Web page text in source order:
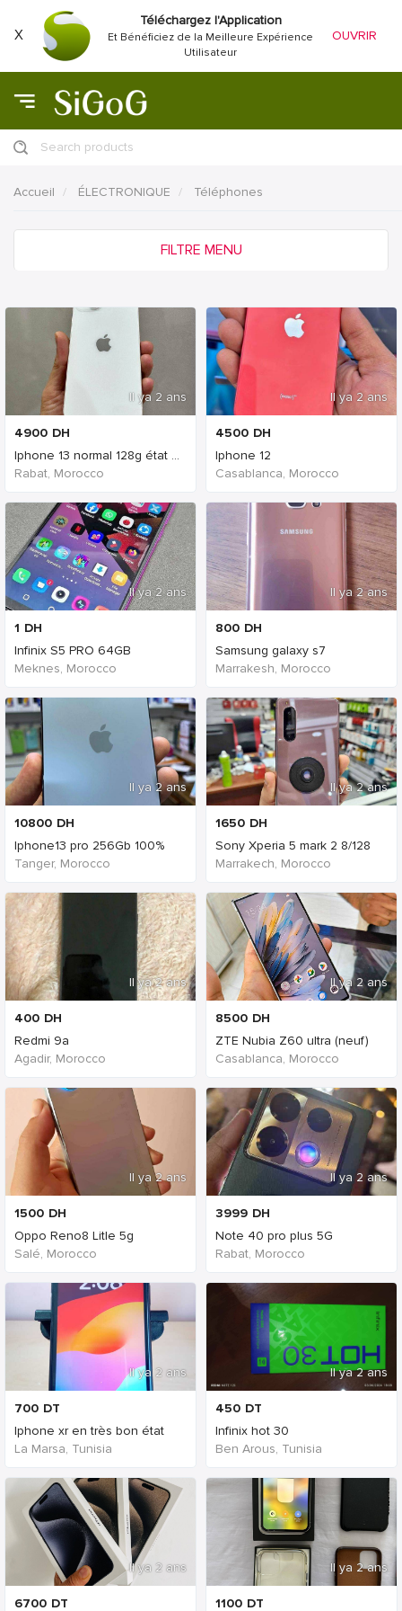
X
Téléchargez l'Application
Et Bénéficiez de la Meilleure Expérience
Utilisateur
OUVRIR
Search products
Accueil ÉLECTRONIQUE Téléphones
FILTRE MENU
Il ya 2 ans
4900 DH
Iphone 13 normal 128g état 90%
Rabat, Morocco
Il ya 2 ans
1 DH
Infinix S5 PRO 64GB
Meknes, Morocco
Il ya 2 ans
10800 DH
Iphone13 pro 256Gb 100%
Tanger, Morocco
Il ya 2 ans
400 DH
Redmi 9a
Agadir, Morocco
Il ya 2 ans
1500 DH
Oppo Reno8 Litle 5g
Salé, Morocco
Il ya 2 ans
700 DT
Iphone xr en très bon état
La Marsa, Tunisia
Il ya 2 ans
6700 DT
Il ya 2 ans
4500 DH
Iphone 12
Casablanca, Morocco
Il ya 2 ans
800 DH
Samsung galaxy s7
Marrakesh, Morocco
Il ya 2 ans
1650 DH
Sony Xperia 5 mark 2 8/128
Marrakech, Morocco
Il ya 2 ans
8500 DH
ZTE Nubia Z60 ultra (neuf)
Casablanca, Morocco
Il ya 2 ans
3999 DH
Note 40 pro plus 5G
Rabat, Morocco
Il ya 2 ans
450 DT
Infinix hot 30
Ben Arous, Tunisia
Il ya 2 ans
1100 DT